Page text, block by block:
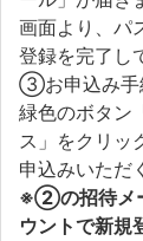
画面より、パ
登録を完了し
③お申込み手
緑色のボタン
ス」をクリッ
申込みいただ
※②の招待メ
ウントで新規